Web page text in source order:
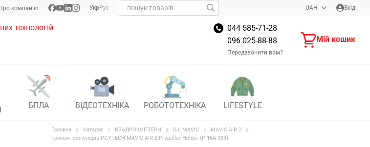
Про компанію Укр Рус UAH Вхід
технологій
044 585-71-28
096 025-88-88
Передзвонити вам?
Мій кошик
БПЛА ВІДЕОТЕХНІКА РОБОТОТЕХНІКА LIFESTYLE
Головна Каталог КВАДРОКОПТЕРИ DJI MAVIC
MAVIC AIR 2
Тримач пропелерів PGYTECH MAVIC AIR 2 Propeller Holder (P-16A-039)